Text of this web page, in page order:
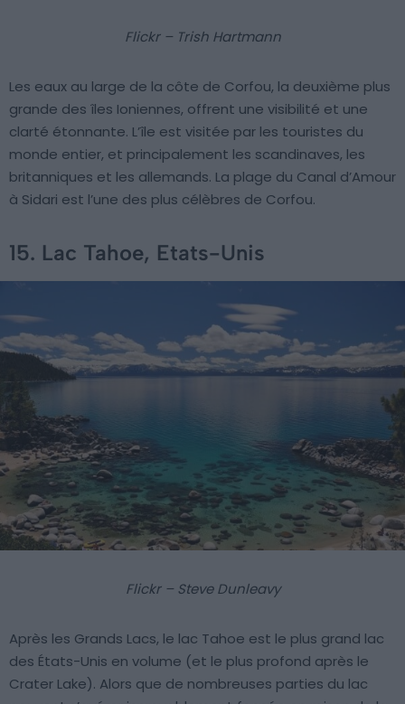
Flickr – Trish Hartmann
Les eaux au large de la côte de Corfou, la deuxième plus
grande des îles Ioniennes, offrent une visibilité et une
clarté étonnante. L’île est visitée par les touristes du
monde entier, et principalement les scandinaves, les
britanniques et les allemands. La plage du Canal d’Amour
à Sidari est l’une des plus célèbres de Corfou.
15. Lac Tahoe, Etats-Unis
Flickr – Steve Dunleavy
Après les Grands Lacs, le lac Tahoe est le plus grand lac
des États-Unis en volume (et le plus profond après le
Crater Lake). Alors que de nombreuses parties du lac